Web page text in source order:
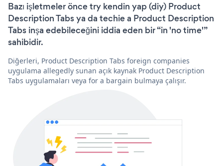
Bazı işletmeler önce try kendin yap (diy) Product
Description Tabs ya da techie a Product Description
Tabs inşa edebileceğini iddia eden bir “in 'no time'”
sahibidir.
Diğerleri, Product Description Tabs foreign companies
uygulama allegedly sunan açık kaynak Product Description
Tabs uygulamaları veya for a bargain bulmaya çalışır.